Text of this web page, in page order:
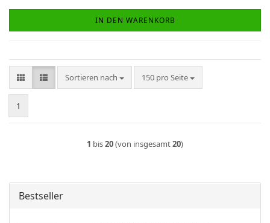
IN DEN WARENKORB
Sortieren nach
Sortieren nach 150 pro Seite
pro Seite
1
1 bis20(von insgesamt20)
Bestseller